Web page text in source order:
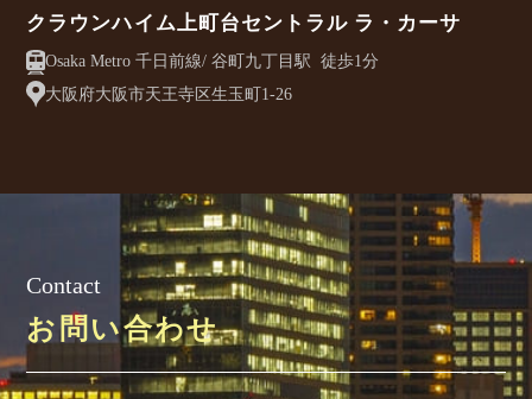
クラウンハイム上町台セントラル ラ・カーサ
Osaka Metro 千日前線/ 谷町九丁目駅 徒歩1分
大阪府大阪市天王寺区生玉町1-26
Contact
お問い合わせ